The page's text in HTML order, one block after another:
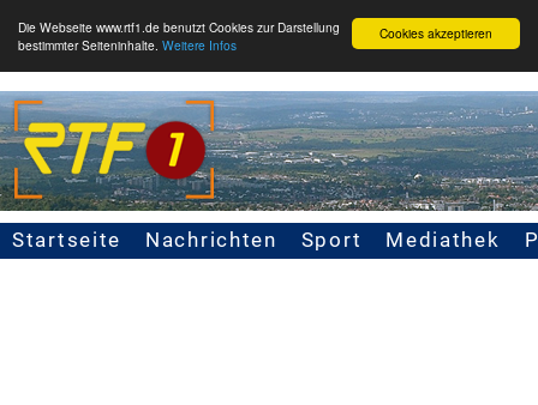
Cookies akzeptieren
Die Webseite www.rtf1.de benutzt Cookies zur Darstellung
bestimmter Seiteninhalte. Weitere Infos
Seitennavigation
Startseite Nachrichten Sport Mediathek